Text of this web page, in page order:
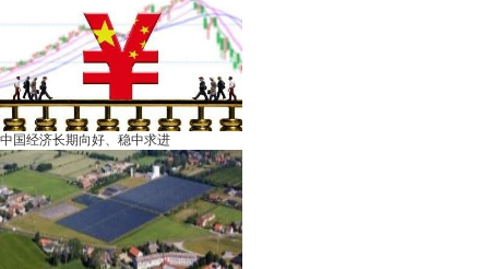
中国经济长期向好、稳中求进